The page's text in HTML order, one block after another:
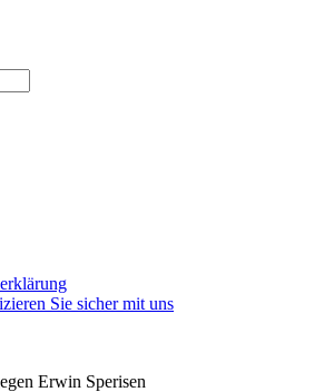
zur Dritten Gewalt
Sie sicher mit uns
Erwin Sperisen